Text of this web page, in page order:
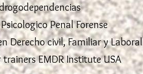
Penal Forense
Derecho civil, Familiar y Laboral
trainers EMDR Institute USA